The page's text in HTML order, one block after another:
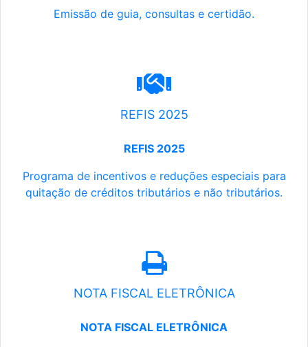
Emissão de guia, consultas e certidão.
REFIS 2025
REFIS 2025
Programa de incentivos e reduções especiais para
quitação de créditos tributários e não tributários.
NOTA FISCAL ELETRÔNICA
NOTA FISCAL ELETRÔNICA